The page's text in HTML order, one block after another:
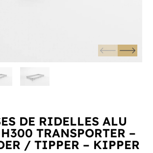
DE RIDELLES ALU
TRANSPORTER –
/ TIPPER – KIPPER